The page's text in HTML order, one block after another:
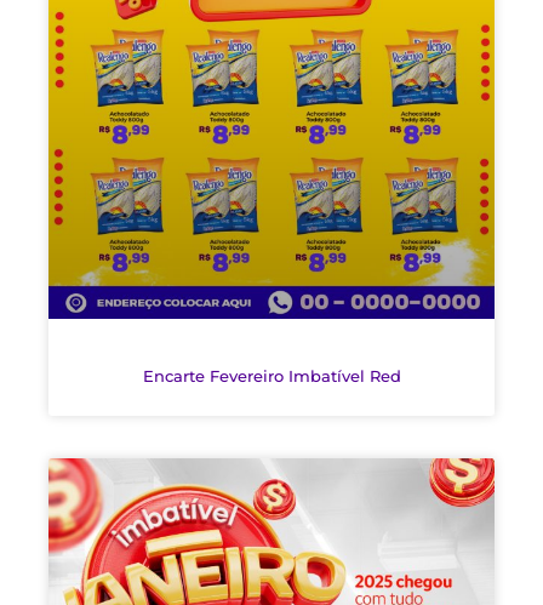
Encarte Fevereiro Imbatível Red